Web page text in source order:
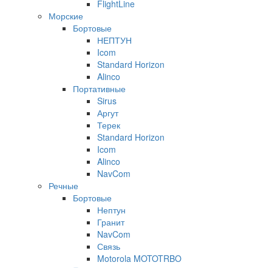
FlightLine
Морские
Бортовые
НЕПТУН
Icom
Standard Horizon
Alinco
Портативные
Sirus
Аргут
Терек
Standard Horizon
Icom
Alinco
NavCom
Речные
Бортовые
Нептун
Гранит
NavCom
Связь
Motorola MOTOTRBO